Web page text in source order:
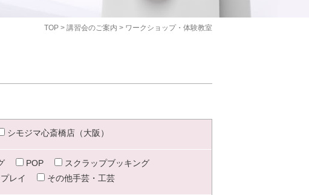
TOP > 講習会のご案内 > ワークショップ・体験教室
シモジマ心斎橋店（大阪）
POP
スクラップブッキング
レイ その他手芸・工芸